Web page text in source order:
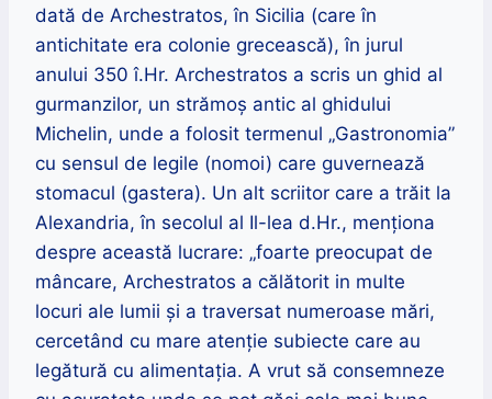
dată de Archestratos, în Sicilia (care în
antichitate era colonie grecească), în jurul
anului 350 î.Hr. Archestratos a scris un ghid al
gurmanzilor, un strămoș antic al ghidului
Michelin, unde a folosit termenul „Gastronomia”
cu sensul de legile (nomoi) care guvernează
stomacul (gastera). Un alt scriitor care a trăit la
Alexandria, în secolul al Il-lea d.Hr., menționa
despre această lucrare: „foarte preocupat de
mâncare, Archestratos a călătorit in multe
locuri ale lumii și a traversat numeroase mări,
cercetând cu mare atenție subiecte care au
legătură cu alimentația. A vrut să consemneze